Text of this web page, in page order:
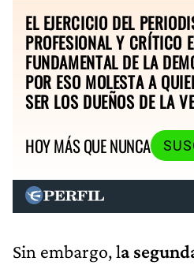
EL EJERCICIO DEL
PROFESIONAL Y CRÍTICO
FUNDAMENTAL DE LA
POR ESO MOLESTA A
SER LOS DUEÑOS DE LA
HOY MÁS QUE NUNCA
Sin embargo, la